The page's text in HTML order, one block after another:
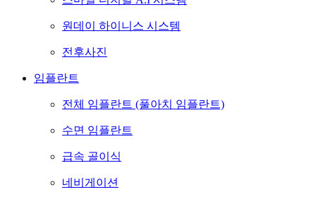
원데이 하이니스 시스템
전후사진
임플란트
전체 임플란트 (풀아치 임플란트)
수면 임플란트
급속 골이식
네비게이션